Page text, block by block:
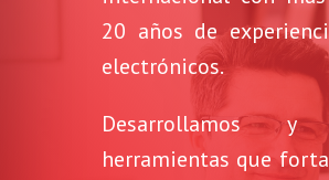
20 años de
electrónicos.
Desarrollamos y
herramientas que